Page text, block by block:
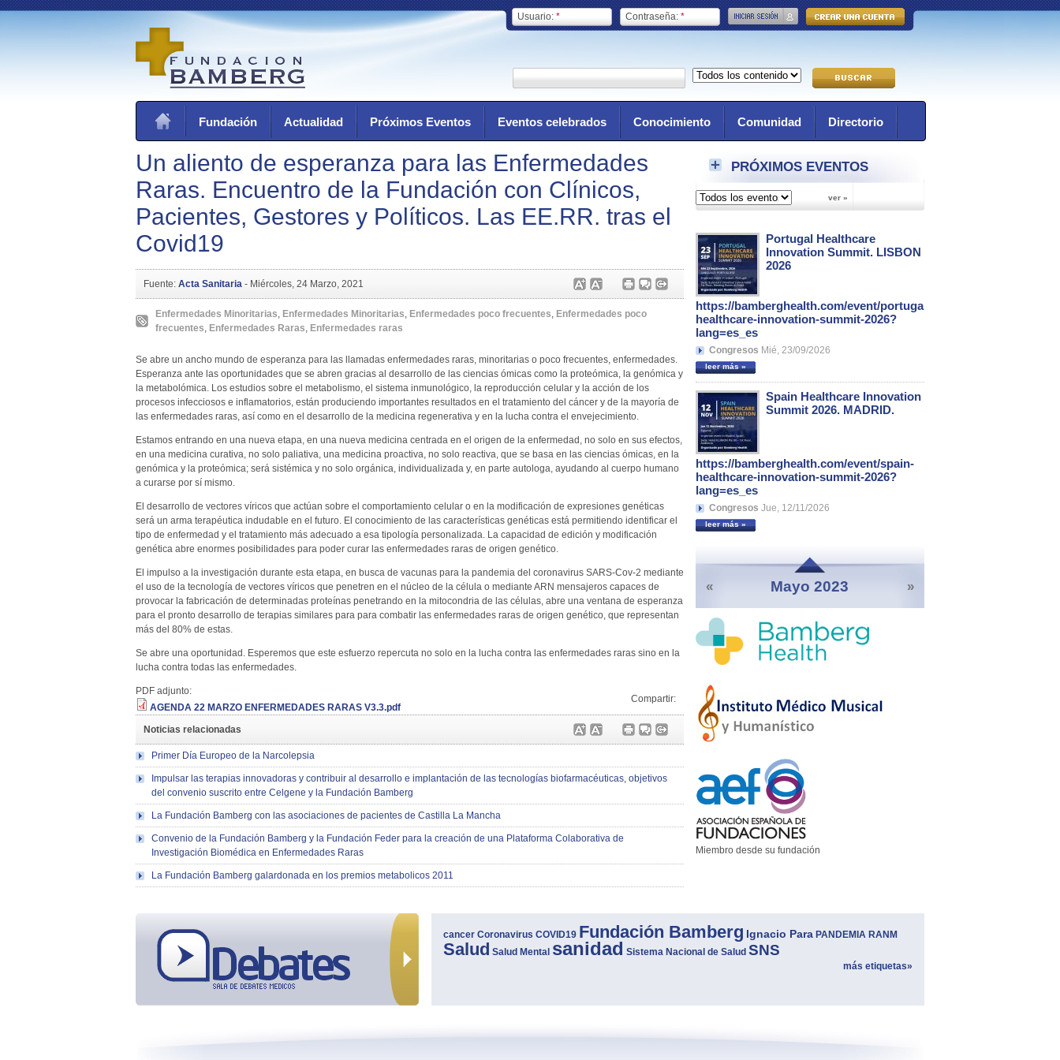
Usuario: * Contraseña: *
Fundación Actualidad Próximos Eventos Eventos celebrados Conocimiento Comunidad Directorio
PRÓXIMOS EVENTOS
Portugal Healthcare
Innovation Summit. LISBON
2026
https://bamberghealth.com/event/portugal-
healthcare-innovation-summit-2026?
lang=es_es
Congresos Mié, 23/09/2026
leer más »
Spain Healthcare Innovation
Summit 2026. MADRID.
https://bamberghealth.com/event/spain-
healthcare-innovation-summit-2026?
lang=es_es
Congresos Jue, 12/11/2026
leer más »
« Mayo 2023 »
Miembro desde su fundación
Un aliento de esperanza para las Enfermedades
Raras. Encuentro de la Fundación con Clínicos,
Pacientes, Gestores y Políticos. Las EE.RR. tras el
Covid19
Fuente: Acta Sanitaria - Miércoles, 24 Marzo, 2021
Enfermedades Minoritarias, Enfermedades Minoritarias, Enfermedades poco frecuentes, Enfermedades poco
frecuentes, Enfermedades Raras, Enfermedades raras
Se abre un ancho mundo de esperanza para las llamadas enfermedades raras, minoritarias o poco frecuentes, enfermedades.
Esperanza ante las oportunidades que se abren gracias al desarrollo de las ciencias ómicas como la proteómica, la genómica y
la metabolómica. Los estudios sobre el metabolismo, el sistema inmunológico, la reproducción celular y la acción de los
procesos infecciosos e inflamatorios, están produciendo importantes resultados en el tratamiento del cáncer y de la mayoría de
las enfermedades raras, así como en el desarrollo de la medicina regenerativa y en la lucha contra el envejecimiento.
Estamos entrando en una nueva etapa, en una nueva medicina centrada en el origen de la enfermedad, no solo en sus efectos,
en una medicina curativa, no solo paliativa, una medicina proactiva, no solo reactiva, que se basa en las ciencias ómicas, en la
genómica y la proteómica; será sistémica y no solo orgánica, individualizada y, en parte autologa, ayudando al cuerpo humano
a curarse por sí mismo.
El desarrollo de vectores víricos que actúan sobre el comportamiento celular o en la modificación de expresiones genéticas
será un arma terapéutica indudable en el futuro. El conocimiento de las características genéticas está permitiendo identificar el
tipo de enfermedad y el tratamiento más adecuado a esa tipología personalizada. La capacidad de edición y modificación
genética abre enormes posibilidades para poder curar las enfermedades raras de origen genético.
El impulso a la investigación durante esta etapa, en busca de vacunas para la pandemia del coronavirus SARS-Cov-2 mediante
el uso de la tecnología de vectores víricos que penetren en el núcleo de la célula o mediante ARN mensajeros capaces de
provocar la fabricación de determinadas proteínas penetrando en la mitocondria de las células, abre una ventana de esperanza
para el pronto desarrollo de terapias similares para para combatir las enfermedades raras de origen genético, que representan
más del 80% de estas.
Se abre una oportunidad. Esperemos que este esfuerzo repercuta no solo en la lucha contra las enfermedades raras sino en la
lucha contra todas las enfermedades.
Compartir:
PDF adjunto:
AGENDA 22 MARZO ENFERMEDADES RARAS V3.3.pdf
Noticias relacionadas
Primer Día Europeo de la Narcolepsia
Impulsar las terapias innovadoras y contribuir al desarrollo e implantación de las tecnologías biofarmacéuticas, objetivos
del convenio suscrito entre Celgene y la Fundación Bamberg
La Fundación Bamberg con las asociaciones de pacientes de Castilla La Mancha
Convenio de la Fundación Bamberg y la Fundación Feder para la creación de una Plataforma Colaborativa de
Investigación Biomédica en Enfermedades Raras
La Fundación Bamberg galardonada en los premios metabolicos 2011
cancer Coronavirus COVID19 Fundación Bamberg Ignacio Para PANDEMIA RANM
Salud Salud Mental sanidad Sistema Nacional de Salud SNS
más etiquetas»